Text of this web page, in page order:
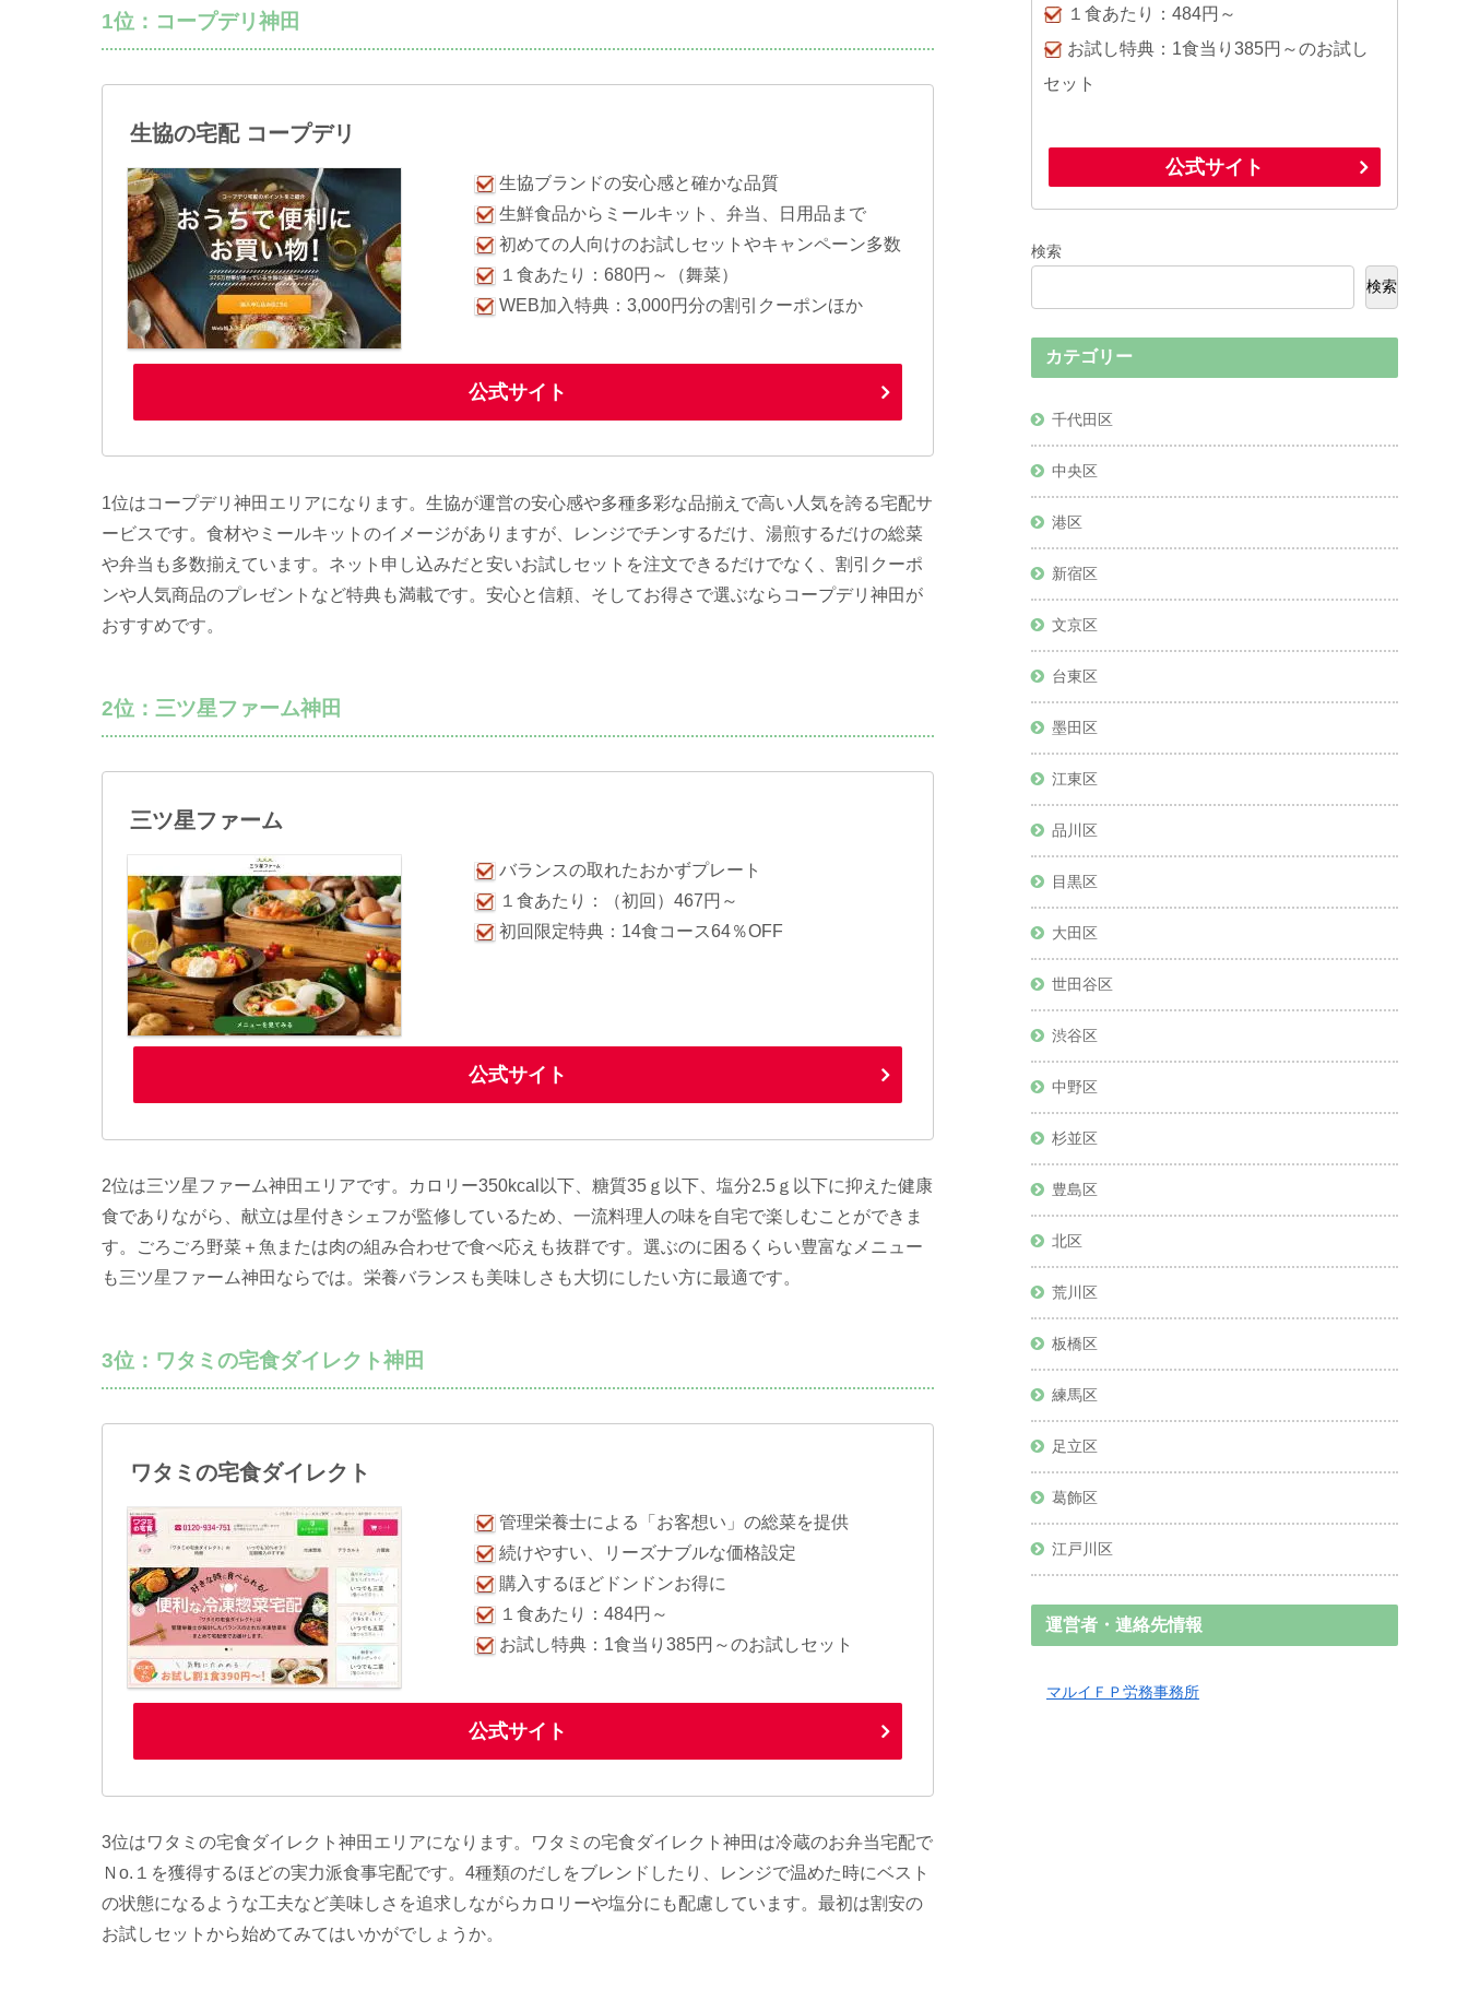
1位：コープデリ神田
生協の宅配 コープデリ
生協ブランドの安心感と確かな品質
生鮮食品からミールキット、弁当、日用品まで
初めての人向けのお試しセットやキャンペーン多数
１食あたり：680円～（舞菜）
WEB加入特典：3,000円分の割引クーポンほか
公式サイト
1位はコープデリ神田エリアになります。生協が運営の安心感や多種多彩な品揃えで高い人気を誇る宅配サ
ービスです。食材やミールキットのイメージがありますが、レンジでチンするだけ、湯煎するだけの総菜
や弁当も多数揃えています。ネット申し込みだと安いお試しセットを注文できるだけでなく、割引クーポ
ンや人気商品のプレゼントなど特典も満載です。安心と信頼、そしてお得さで選ぶならコープデリ神田が
おすすめです。
2位：三ツ星ファーム神田
三ツ星ファーム
バランスの取れたおかずプレート
１食あたり：（初回）467円～
初回限定特典：14食コース64％OFF
公式サイト
2位は三ツ星ファーム神田エリアです。カロリー350kcal以下、糖質35ｇ以下、塩分2.5ｇ以下に抑えた健康
食でありながら、献立は星付きシェフが監修しているため、一流料理人の味を自宅で楽しむことができま
す。ごろごろ野菜＋魚または肉の組み合わせで食べ応えも抜群です。選ぶのに困るくらい豊富なメニュー
も三ツ星ファーム神田ならでは。栄養バランスも美味しさも大切にしたい方に最適です。
3位：ワタミの宅食ダイレクト神田
ワタミの宅食ダイレクト
管理栄養士による「お客想い」の総菜を提供
続けやすい、リーズナブルな価格設定
購入するほどドンドンお得に
１食あたり：484円～
お試し特典：1食当り385円～のお試しセット
公式サイト
3位はワタミの宅食ダイレクト神田エリアになります。ワタミの宅食ダイレクト神田は冷蔵のお弁当宅配で
Ｎo.１を獲得するほどの実力派食事宅配です。4種類のだしをブレンドしたり、レンジで温めた時にベスト
の状態になるような工夫など美味しさを追求しながらカロリーや塩分にも配慮しています。最初は割安の
お試しセットから始めてみてはいかがでしょうか。
１食あたり：484円～
お試し特典：1食当り385円～のお試し
セット
公式サイト
検索
検索
カテゴリー
千代田区
中央区
港区
新宿区
文京区
台東区
墨田区
江東区
品川区
目黒区
大田区
世田谷区
渋谷区
中野区
杉並区
豊島区
北区
荒川区
板橋区
練馬区
足立区
葛飾区
江戸川区
運営者・連絡先情報
マルイＦＰ労務事務所